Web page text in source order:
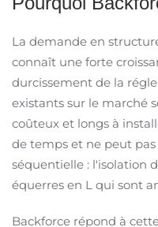
La demande en
connaît une forte
durcissement de la
existants sur le marché
coûteux et longs à
de temps et ne peut
séquentielle : l'isolation
équerres en L qui sont
Backforce répond à